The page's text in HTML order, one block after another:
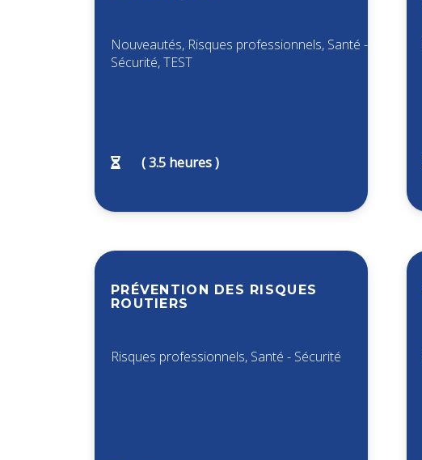
Nouveautés, Risques professionnels, Santé -
Sécurité,TEST
(3.5heures )
PRÉVENTION DES RISQUES
ROUTIERS
Risques professionnels, Santé - Sécurité